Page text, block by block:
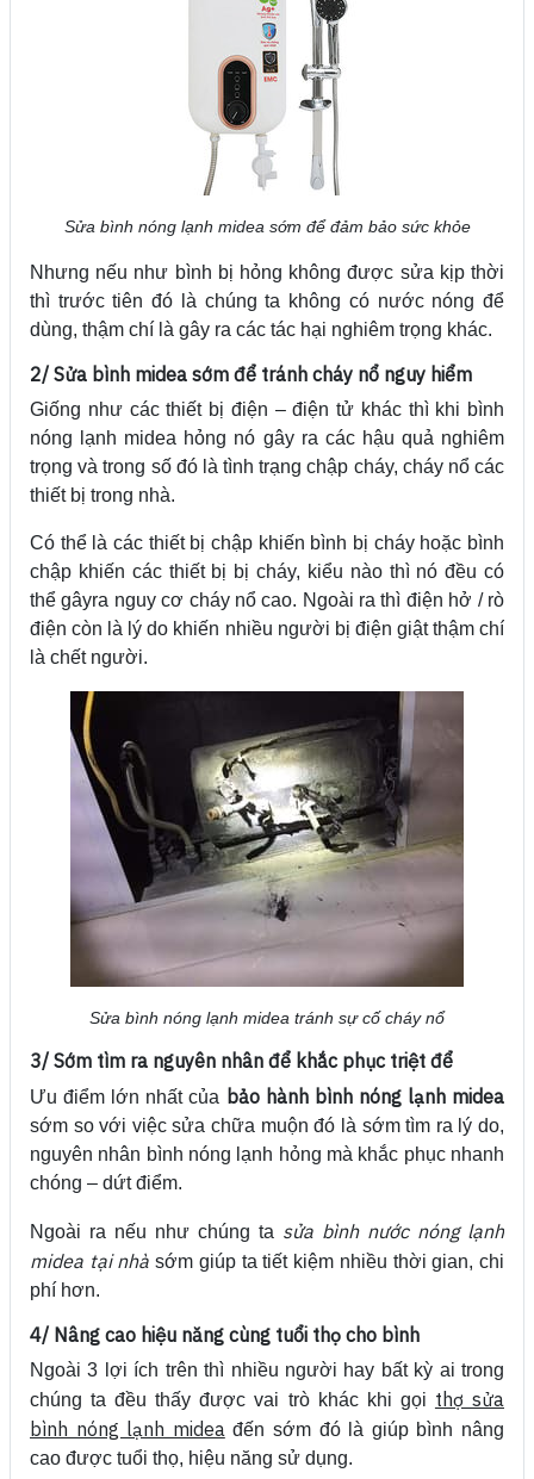
Sửa bình nóng lạnh midea sớm để đảm bảo sức khỏe
Nhưng nếu như bình bị hỏng không được sửa kịp thời
thì trước tiên đó là chúng ta không có nước nóng để
dùng, thậm chí là gây ra các tác hại nghiêm trọng khác.
2/ Sửa bình midea sớm để tránh cháy nổ nguy hiểm
Giống như các thiết bị điện – điện tử khác thì khi bình
nóng lạnh midea hỏng nó gây ra các hậu quả nghiêm
trọng và trong số đó là tình trạng chập cháy, cháy nổ các
thiết bị trong nhà.
Có thể là các thiết bị chập khiến bình bị cháy hoặc bình
chập khiến các thiết bị bị cháy, kiểu nào thì nó đều có
thể gâyra nguy cơ cháy nổ cao. Ngoài ra thì điện hở / rò
điện còn là lý do khiến nhiều người bị điện giật thậm chí
là chết người.
Sửa bình nóng lạnh midea tránh sự cố cháy nổ
3/ Sớm tìm ra nguyên nhân để khắc phục triệt để
Ưu điểm lớn nhất của bảo hành bình nóng lạnh midea
sớm so với việc sửa chữa muộn đó là sớm tìm ra lý do,
nguyên nhân bình nóng lạnh hỏng mà khắc phục nhanh
chóng – dứt điểm.
Ngoài ra nếu như chúng ta sửa bình nước nóng lạnh
midea tại nhà sớm giúp ta tiết kiệm nhiều thời gian, chi
phí hơn.
4/ Nâng cao hiệu năng cùng tuổi thọ cho bình
Ngoài 3 lợi ích trên thì nhiều người hay bất kỳ ai trong
chúng ta đều thấy được vai trò khác khi gọi thợ sửa
bình nóng lạnh midea đến sớm đó là giúp bình nâng
cao được tuổi thọ, hiệu năng sử dụng.